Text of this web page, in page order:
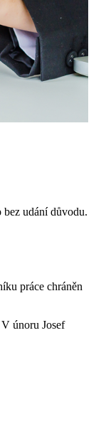
bez udání důvodu.
práce chráněn
únoru Josef